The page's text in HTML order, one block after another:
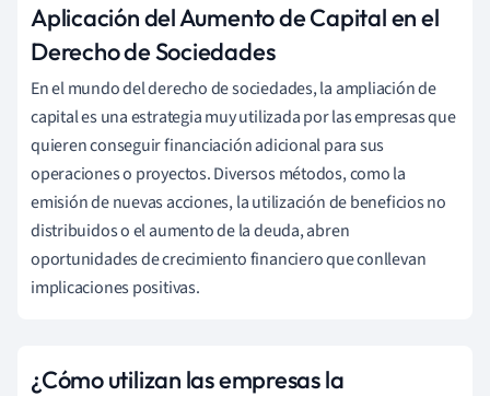
Aplicación del Aumento de Capital en el
Derecho de Sociedades
En el mundo del derecho de sociedades, la ampliación de
capital es una estrategia muy utilizada por las empresas que
quieren conseguir financiación adicional para sus
operaciones o proyectos. Diversos métodos, como la
emisión de nuevas acciones, la utilización de beneficios no
distribuidos o el aumento de la deuda, abren
oportunidades de crecimiento financiero que conllevan
implicaciones positivas.
¿Cómo utilizan las empresas la